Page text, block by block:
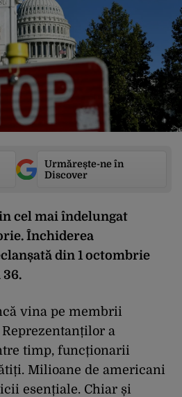
Urmărește-ne în
Discover
cel mai îndelungat
Închiderea
din 1 octombrie
36.
vina pe membrii
a
timp, funcționarii
Milioane de americani
esențiale. Chiar și